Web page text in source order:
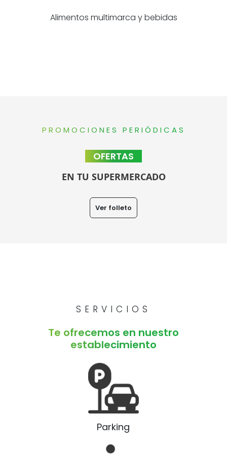
Alimentos multimarca y bebidas
PROMOCIONES PERIÓDICAS
OFERTAS
EN TU SUPERMERCADO
Ver folleto
SERVICIOS
Te ofrecemos en nuestro
establecimiento
Parking